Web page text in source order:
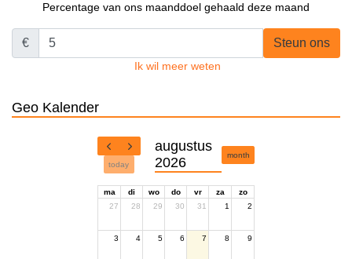
Percentage van ons maanddoel gehaald deze maand
€ Steun ons
Ik wil meer weten
Geo Kalender
today
augustus
2026
month
ma di wo do vr za
zo
27
28 29 30 31 1 2
3 4 5 6 7 8 9